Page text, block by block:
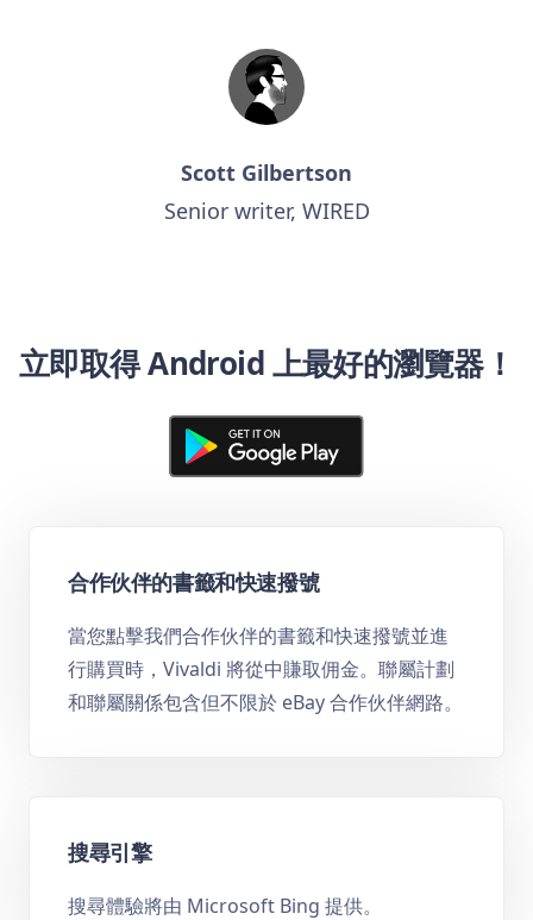
Scott Gilbertson
Senior writer, WIRED
立即取得 Android 上最好的瀏覽器！
合作伙伴的書籤和快速撥號
當您點擊我們合作伙伴的書籤和快速撥號並進
行購買時，Vivaldi 將從中賺取佣金。聯屬計劃
和聯屬關係包含但不限於 eBay 合作伙伴網路。
搜尋引擎
搜尋體驗將由 Microsoft Bing 提供。